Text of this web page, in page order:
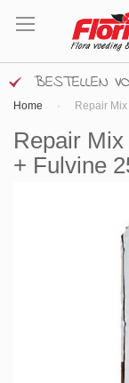
naar
inhoud
BESTELLEN
Home Repair
Repair
+ Fulvine